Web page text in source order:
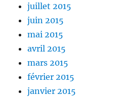
juillet 2015
juin 2015
mai 2015
avril 2015
mars 2015
février 2015
janvier 2015